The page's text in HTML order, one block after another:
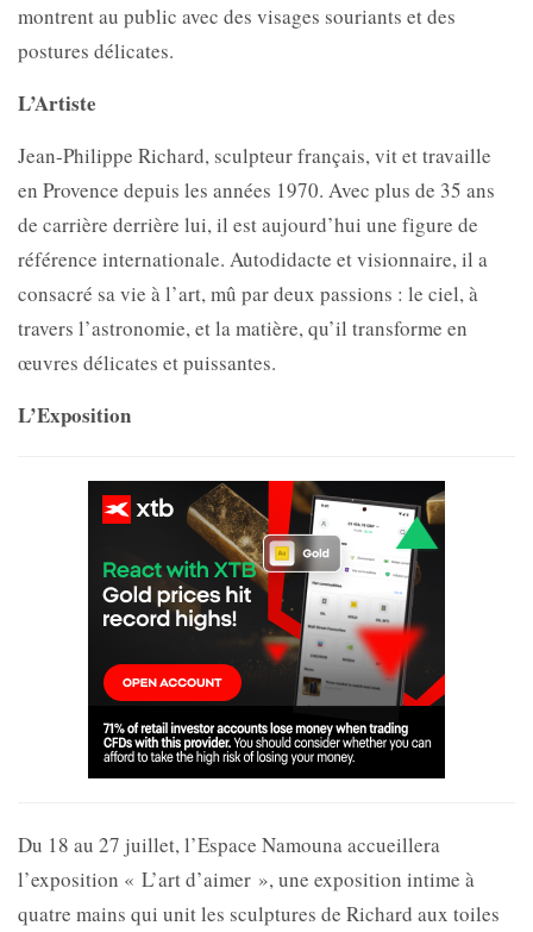
montrent au public avec des visages souriants et des
postures délicates.
L’Artiste
Jean-Philippe Richard, sculpteur français, vit et travaille
en Provence depuis les années 1970. Avec plus de 35 ans
de carrière derrière lui, il est aujourd’hui une figure de
référence internationale. Autodidacte et visionnaire, il a
consacré sa vie à l’art, mû par deux passions : le ciel, à
travers l’astronomie, et la matière, qu’il transforme en
œuvres délicates et puissantes.
L’Exposition
Du 18 au 27 juillet, l’Espace Namouna accueillera
l’exposition « L’art d’aimer », une exposition intime à
quatre mains qui unit les sculptures de Richard aux toiles